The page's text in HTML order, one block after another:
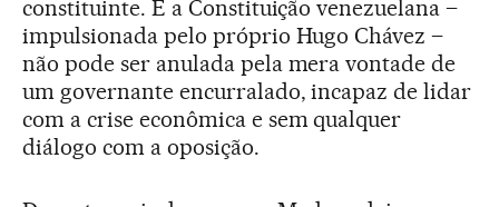
constituinte. E a Constituição venezuelana –
impulsionada pelo próprio Hugo Chávez –
não pode ser anulada pela mera vontade de
um governante encurralado, incapaz de lidar
com a crise econômica e sem qualquer
diálogo com a oposição.